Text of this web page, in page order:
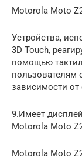
Motorola Moto
Устройства,
3D Touch,
помощью
пользователям
зависимости
9.Имеет
Motorola Moto
Motorola Moto